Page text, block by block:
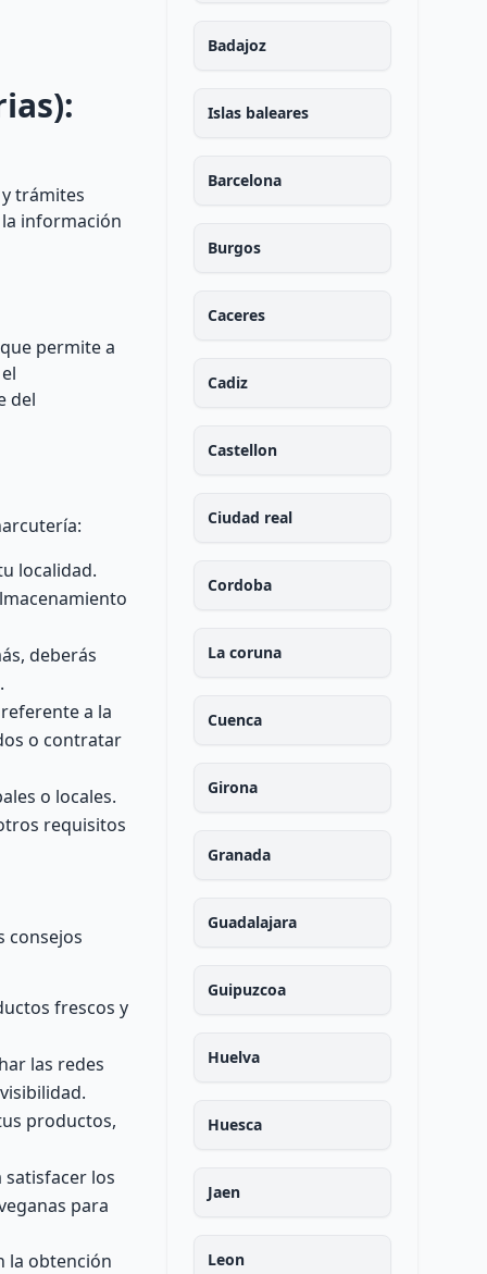
trámites
información
permite a
del
localidad.
deberás
a la
o contratar
o locales.
requisitos
consejos
frescos y
las redes
productos,
los
para
la obtención
Badajoz
Islas baleares
Barcelona
Burgos
Caceres
Cadiz
Castellon
Ciudad real
Cordoba
La coruna
Cuenca
Girona
Granada
Guadalajara
Guipuzcoa
Huelva
Huesca
Jaen
Leon